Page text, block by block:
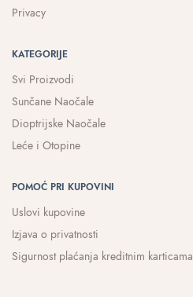
Privacy
KATEGORIJE
Svi Proizvodi
Sunčane Naočale
Dioptrijske Naočale
Leće i Otopine
POMOĆ PRI KUPOVINI
Uslovi kupovine
Izjava o privatnosti
Sigurnost plaćanja kreditnim karticama